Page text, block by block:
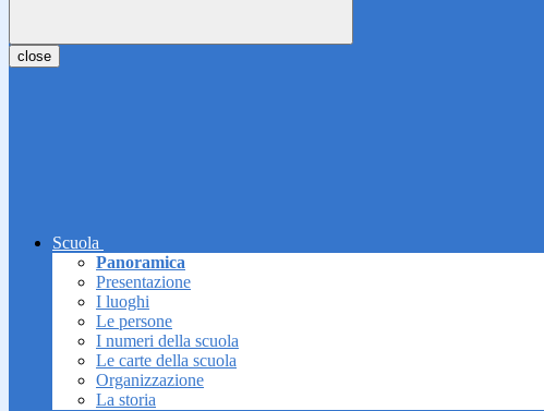
close
Scuola
Panoramica
Presentazione
I luoghi
Le persone
I numeri della scuola
Le carte della scuola
Organizzazione
La storia